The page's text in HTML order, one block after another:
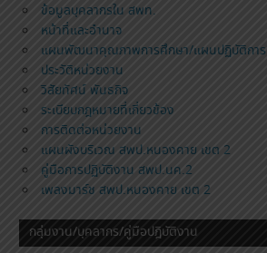
ข้อมูลบุคลากรใน สพท.
หน้าที่และอำนาจ
แผนพัฒนาคุณภาพการศึกษา/แผนปฏิบัติการ
ประวัติหน่วยงาน
วิสัยทัศน์ พันธกิจ
ระเบียบกฎหมายที่เกี่ยวข้อง
การติดต่อหน่วยงาน
แผนผังบริเวณ สพป.หนองคาย เขต 2
คู่มือการปฏิบัติงาน สพป.นค.2
เพลงมาร์ช สพป.หนองคาย เขต 2
กลุ่มงาน/บุคลากร/คู่มือปฎิบัติงาน